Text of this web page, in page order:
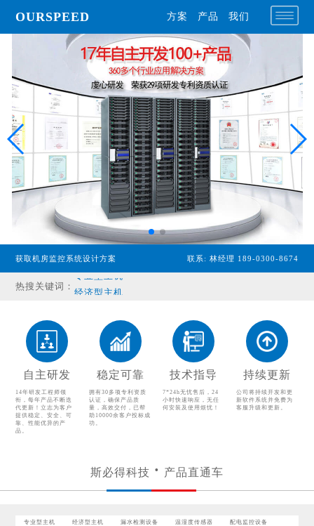
OURSPEED 方案 产品 我们
获取机房监控系统设计方案 联系: 林经理 189-0300-8674
热搜关键词： 经济型主机
温湿度传感器
配电监控设备
气体监控设备
其他配件产品
自主研发
14年研发工程师领
衔，每年产品不断迭
代更新！立志为客户
提供稳定、安全、可
靠、性能优异的产
品。
稳定可靠
拥有30多项专利资质
认证，确保产品质
量，高效交付，已帮
助10000余客户投标成
功。
技术指导
7*24h无忧售后，24
小时快速响应，无任
何安装及使用烦忧！
持续更新
公司将持续开发和更
新软件系统并免费为
客服升级和更新。
斯必得科技 产品直通车
专业型主机 经济型主机 漏水检测设备 温湿度传感器 配电监控设备